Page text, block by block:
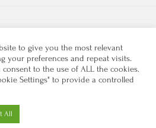
Kontakt
to give you the most relevant
your preferences and repeat visits.
consent to the use of ALL the cookies.
Settings" to provide a controlled
All